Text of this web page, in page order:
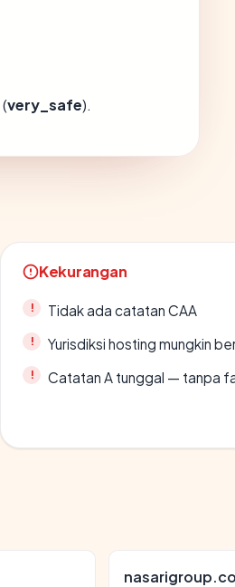
(very_safe).
Kekurangan
Tidak ada catatan CAA
Yurisdiksi hosting mungkin
Catatan A tunggal — tanpa